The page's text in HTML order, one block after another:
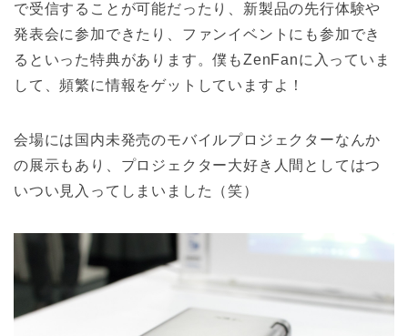
で受信することが可能だったり、新製品の先行体験や
発表会に参加できたり、ファンイベントにも参加でき
るといった特典があります。僕もZenFanに入っていま
して、頻繁に情報をゲットしていますよ！
会場には国内未発売のモバイルプロジェクターなんか
の展示もあり、プロジェクター大好き人間としてはつ
いつい見入ってしまいました（笑）